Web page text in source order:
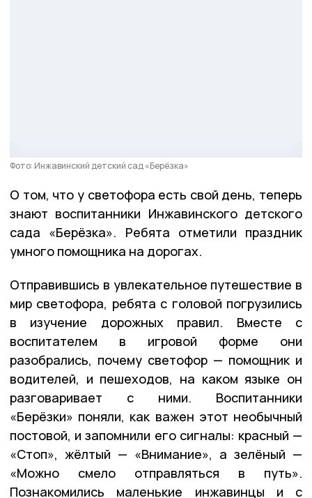
Фото: Инжавинский детский сад «Берёзка»
О том, что у светофора есть свой день, теперь
знают воспитанники Инжавинского детского
сада «Берёзка». Ребята отметили праздник
умного помощника на дорогах.
Отправившись в увлекательное путешествие в
мир светофора, ребята с головой погрузились
в изучение дорожных правил. Вместе с
воспитателем в игровой форме они
разобрались, почему светофор — помощник и
водителей, и пешеходов, на каком языке он
разговаривает с ними. Воспитанники
«Берёзки» поняли, как важен этот необычный
постовой, и запомнили его сигналы: красный —
«Стоп», жёлтый — «Внимание», а зелёный —
«Можно смело отправляться в путь».
Познакомились маленькие инжавинцы и с